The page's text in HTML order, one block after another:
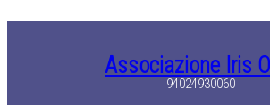
Associazione Iris
94024930060